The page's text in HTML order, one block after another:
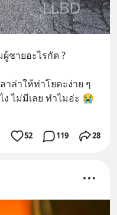
ชายอะไรกัด ?
าล่าให้ท่าโยคะง่าย ๆ
ไม่มีเลย ทำไมอ่ะ 😭
52 119 28